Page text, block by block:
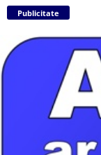
Publicitate